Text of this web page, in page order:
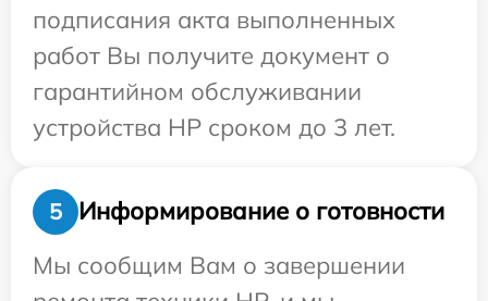
подписания акта выполненных
работ Вы получите документ о
гарантийном обслуживании
устройства HP сроком до 3 лет.
5
Информирование о готовности
Мы сообщим Вам о завершении